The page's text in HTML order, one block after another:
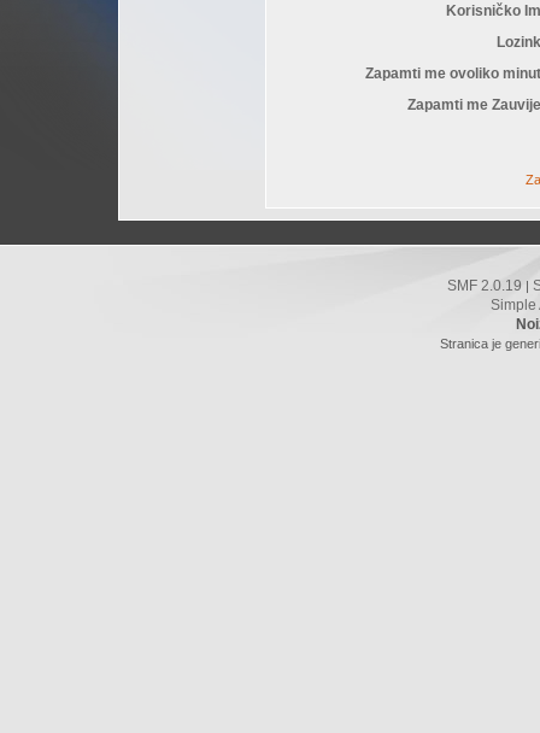
Korisničko
Zapamti me ovoliko
Zapamti me
SMF 2.0.19
Simple
Stranica je